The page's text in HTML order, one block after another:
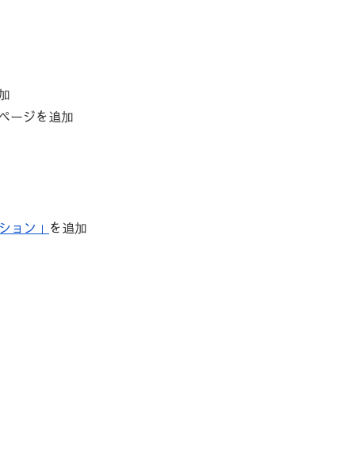
ージを追加
ョン」 を追加